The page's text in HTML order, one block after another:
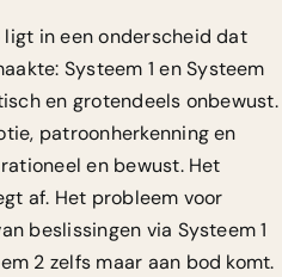
in een onderscheid dat
Systeem 1 en Systeem
en grotendeels onbewust.
patroonherkenning en
en bewust. Het
af. Het probleem voor
beslissingen via Systeem 1
2 zelfs maar aan bod komt.